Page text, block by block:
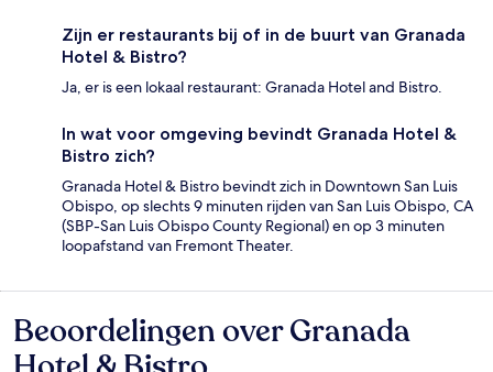
Zijn er restaurants bij of in de buurt van Granada
Hotel & Bistro?
Ja, er is een lokaal restaurant: Granada Hotel and Bistro.
In wat voor omgeving bevindt Granada Hotel &
Bistro zich?
Granada Hotel & Bistro bevindt zich in Downtown San Luis
Obispo, op slechts 9 minuten rijden van San Luis Obispo, CA
(SBP-San Luis Obispo County Regional) en op 3 minuten
loopafstand van Fremont Theater.
Beoordelingen
Beoordelingen over Granada